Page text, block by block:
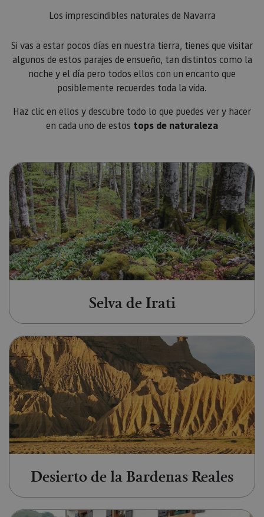
Los imprescindibles naturales de Navarra
Si vas a estar pocos días en nuestra tierra, tienes que visitar
algunos de estos parajes de ensueño, tan distintos como la
noche y el día pero todos ellos con un encanto que
posiblemente recuerdes toda la vida.
Haz clic en ellos y descubre todo lo que puedes ver y hacer
en cada uno de estos tops de naturaleza
Ir a Selva de Irati
Selva de Irati
Ir a Desierto de la Bardenas
Desierto de la Bardenas Reales